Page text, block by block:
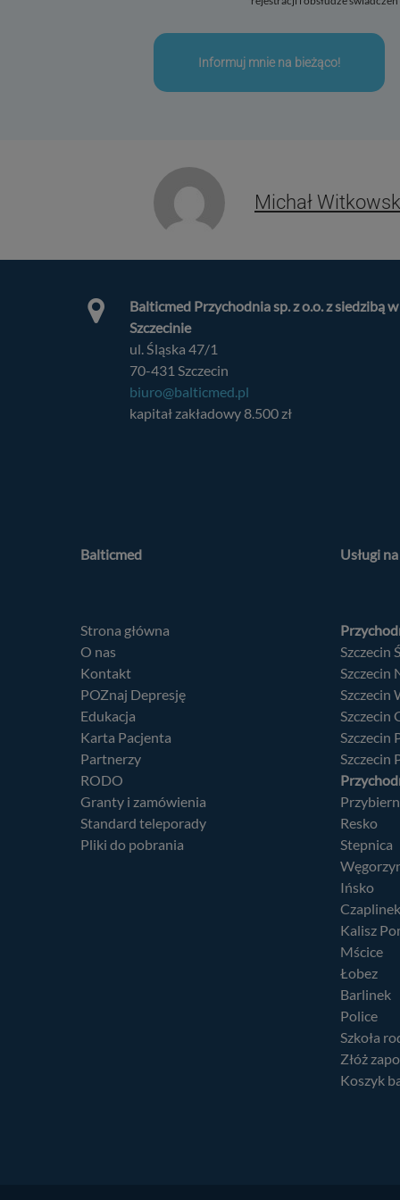
Michał
Balticmed Przychodnia sp. z o.o. z siedzibą w
Szczecinie
ul. Śląska 47/1
70-431 Szczecin
biuro@balticmed.pl
kapitał zakładowy 8.500 zł
Balticmed
Strona główna
O nas
Kontakt
POZnaj Depresję
Edukacja
Karta Pacjenta
Partnerzy
RODO
Granty i zamówienia
Standard teleporady
Pliki do pobrania
Usługi
Szczecin
Szczecin
Szczecin
Szczecin
Szczecin
Szczecin
Resko
Stepnica
Ińsko
Czaplinek
Kalisz
Mścice
Łobez
Barlinek
Police
Szkoła
Złóż
Koszyk
Specjalne funkcje
Partnerzy (1)